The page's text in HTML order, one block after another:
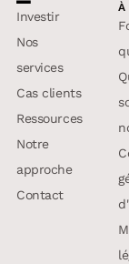
Investir
Nos
services
Cas clients
Ressources
Notre
approche
Contact
À